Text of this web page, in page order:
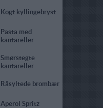
Kogt kyllingebryst
Pasta med
kantareller
Smørstegte
kantareller
Råsyltede brombær
Aperol Spritz